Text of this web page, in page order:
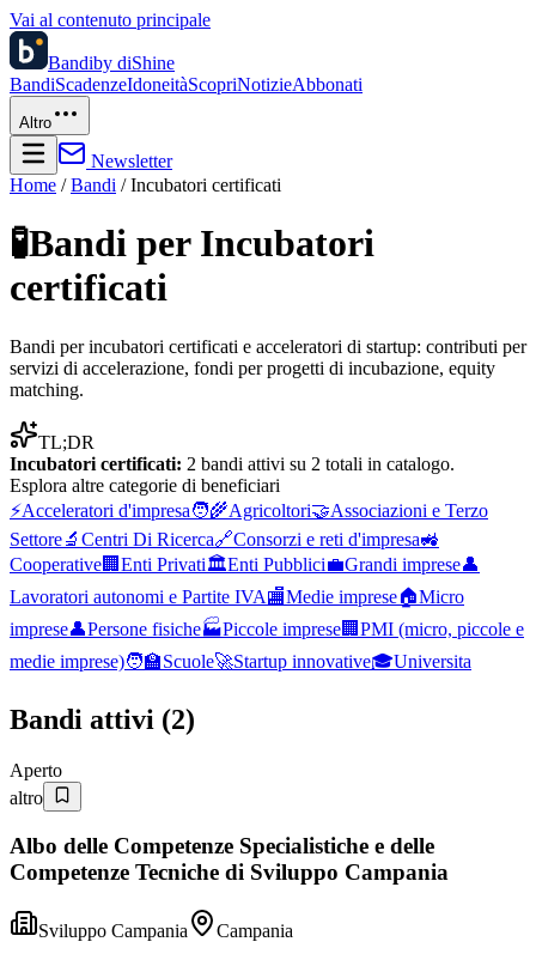
Vai al contenuto principale
Bandiby diShine
BandiScadenzeIdoneitàScopriNotizieAbbonati
Altro
Newsletter
Home /Bandi /Incubatori certificati
🧪Bandi per Incubatori
certificati
Bandi per incubatori certificati e acceleratori di startup: contributi per
servizi di accelerazione, fondi per progetti di incubazione, equity
matching.
TL;DR
Incubatori certificati: 2 bandi attivi su 2 totali in catalogo.
Esplora altre categorie di beneficiari
⚡Acceleratori d'impresa🧑‍🌾Agricoltori🤝Associazioni e Terzo
Settore🔬 Centri Di Ricerca🔗Consorzi e reti d'impresa🚜
Cooperative🏢 Enti Privati🏛️Enti Pubblici💼Grandi imprese👤
Lavoratori autonomi e Partite IVA🏬Medie imprese🏠Micro
imprese👤Persone fisiche🏭Piccole imprese🏢 PMI (micro, piccole e
medie imprese)🧑‍🏫Scuole🚀Startup innovative🎓Universita
Bandi attivi (2)
Aperto
altro
Albo delle Competenze Specialistiche e delle
Competenze Tecniche di Sviluppo Campania
Sviluppo Campania
Campania